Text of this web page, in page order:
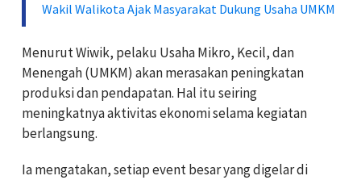
Wakil Walikota Ajak Masyarakat Dukung Usaha UMKM
Menurut Wiwik, pelaku Usaha Mikro, Kecil, dan
Menengah (UMKM) akan merasakan peningkatan
produksi dan pendapatan. Hal itu seiring
meningkatnya aktivitas ekonomi selama kegiatan
berlangsung.
Ia mengatakan, setiap event besar yang digelar di